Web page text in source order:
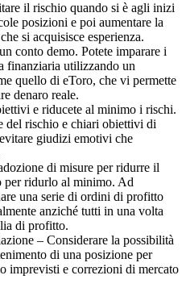
il rischio quando si è agli inizi
posizioni e poi aumentare la
si acquisisce esperienza.
conto demo. Potete imparare i
finanziaria utilizzando un
quello di eToro, che vi permette
denaro reale.
e riducete al minimo i rischi.
del rischio e chiari obiettivi di
giudizi emotivi che
di misure per ridurre il
per ridurlo al minimo. Ad
una serie di ordini di profitto
anziché tutti in una volta
di profitto.
– Considerare la possibilità
di una posizione per
imprevisti e correzioni di mercato